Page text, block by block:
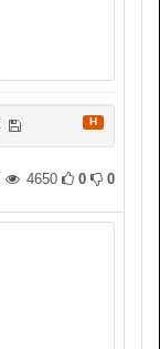
H
4650 0 0